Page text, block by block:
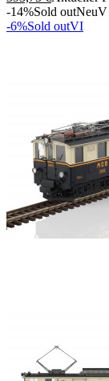
-14%Sold outNeuV
-6%Sold outVI